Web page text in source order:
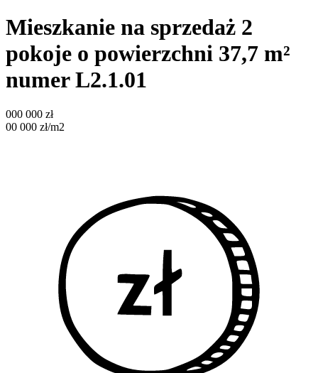
Mieszkanie na sprzedaż 2
pokoje o powierzchni 37,7 m²
numer L2.1.01
000 000 zł
00 000 zł/m2